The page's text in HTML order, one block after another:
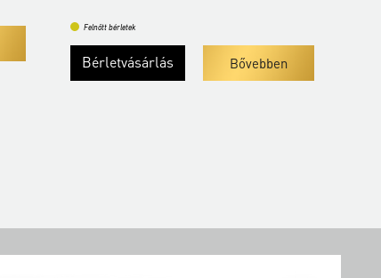
Felnőtt bérletek
Bérletvásárlás Bővebben